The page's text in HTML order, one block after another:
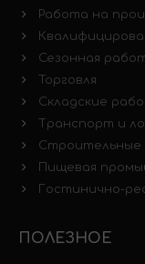
Работа на
Сезонная
Торговля
Складские
Транспорт и
Строительные
Пищевая
Гостинично-
ПОЛЕЗНОЕ